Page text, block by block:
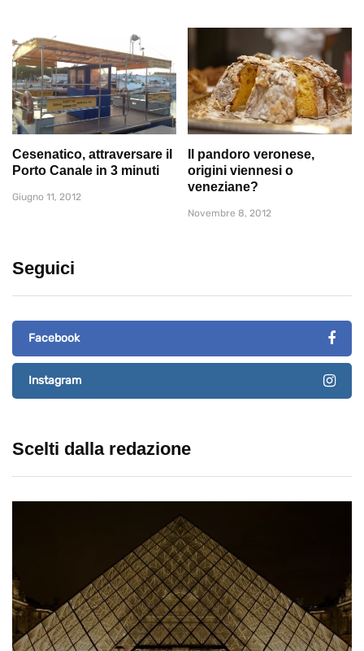
Cesenatico, attraversare il
Porto Canale in 3 minuti
Giugno 11, 2012
Il pandoro veronese,
origini viennesi o
veneziane?
Novembre 8, 2012
Seguici
Facebook
Instagram
Scelti dalla redazione